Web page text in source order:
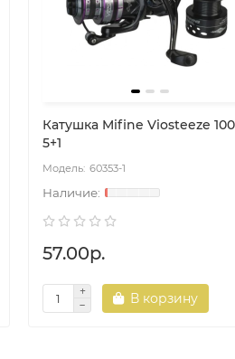
Катушка Mifine Viosteeze
5+1
60353-1
57.00р.
В корзину